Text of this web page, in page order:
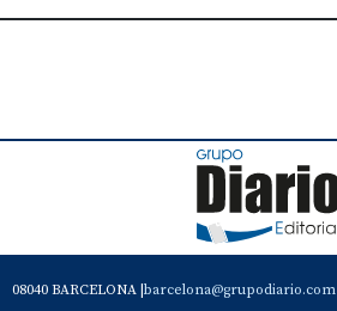
08040 BARCELONA | barcelona@grupodiario.com